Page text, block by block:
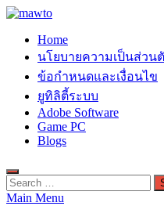
Skip
content
MAWTO
ดาวน์โหลดโปรแกรมฟรี ตัวเ
Home
นโยบายความเป็นส่วน
ข้อกำหนดและเงื่อนไข
ยูทิลิตี้ระบบ
Adobe Software
Game PC
Blogs
Search
for:
Main Menu